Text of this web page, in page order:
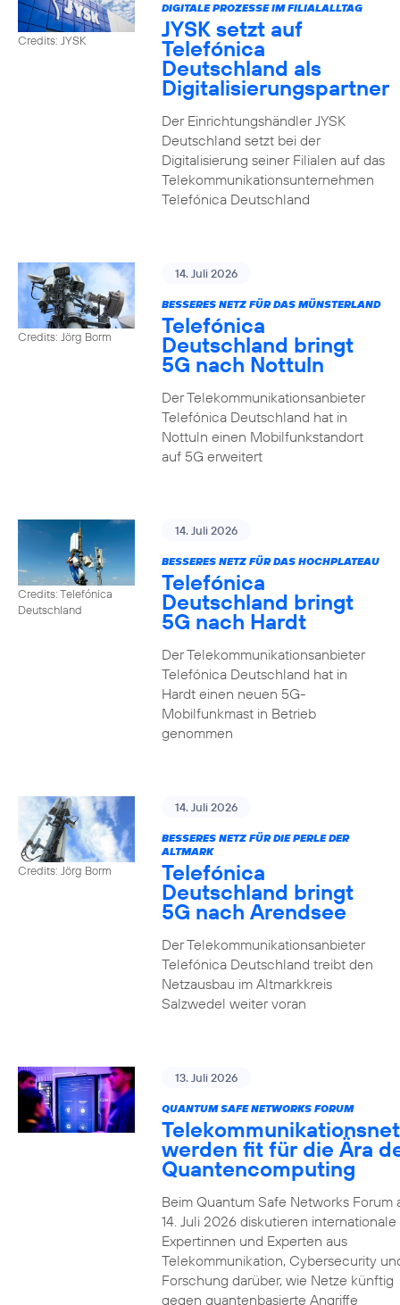
Credits: JYSK
DIGITALE PROZESSE IM FILIALALLTAG
JYSK setzt auf
Telefónica
Deutschland als
Digitalisierungspartner
Der Einrichtungshändler JYSK
Deutschland setzt bei der
Digitalisierung seiner Filialen auf das
Telekommunikationsunternehmen
Telefónica Deutschland
Credits: Jörg Borm
14. Juli 2026
BESSERES NETZ FÜR DAS MÜNSTERLAND
Telefónica
Deutschland bringt
5G nach Nottuln
Der Telekommunikationsanbieter
Telefónica Deutschland hat in
Nottuln einen Mobilfunkstandort
auf 5G erweitert
Credits: Telefónica
Deutschland
14. Juli 2026
BESSERES NETZ FÜR DAS HOCHPLATEAU
Telefónica
Deutschland bringt
5G nach Hardt
Der Telekommunikationsanbieter
Telefónica Deutschland hat in
Hardt einen neuen 5G-
Mobilfunkmast in Betrieb
genommen
Credits: Jörg Borm
14. Juli 2026
BESSERES NETZ FÜR DIE PERLE DER
ALTMARK
Telefónica
Deutschland bringt
5G nach Arendsee
Der Telekommunikationsanbieter
Telefónica Deutschland treibt den
Netzausbau im Altmarkkreis
Salzwedel weiter voran
13. Juli 2026
QUANTUM SAFE NETWORKS FORUM
werden fit für die Ära
Quantencomputing
Beim Quantum Safe Networks Forum
14. Juli 2026 diskutieren internationale
Expertinnen und Experten aus
Telekommunikation, Cybersecurity
Forschung darüber, wie Netze künftig
gegen quantenbasierte Angriffe